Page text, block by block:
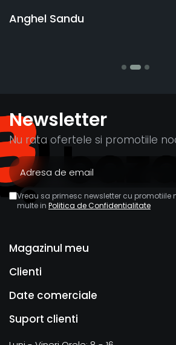
Newsletter
Nu rata ofertele si promotiile
Vreau sa primesc newsletter cu
multe in Politica de Confidentialitate
Magazinul meu
Clienti
Date comerciale
Suport clienti